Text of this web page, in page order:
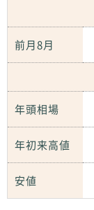
前月8月
年頭相場
年初来高値
安値